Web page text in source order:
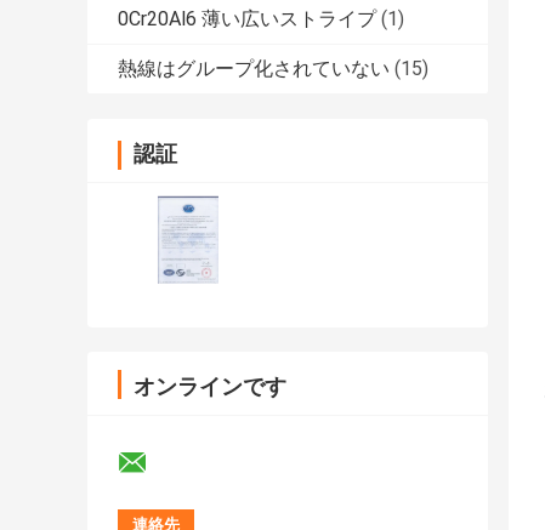
0Cr20Al6 薄い広いストライプ (1)
熱線はグループ化されていない (15)
認証
オンラインです